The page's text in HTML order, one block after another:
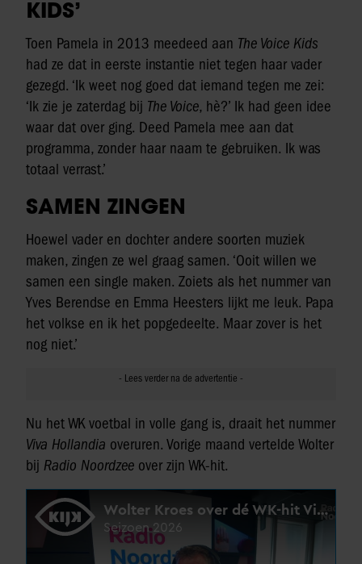
KIDS’
Toen Pamela in 2013 meedeed aan The Voice Kids
had ze dat in eerste instantie niet tegen haar vader
gezegd. ‘Ik weet nog goed dat iemand tegen me zei:
‘Ik zie je zaterdag bij The Voice, hè?’ Ik had geen idee
waar dat over ging. Deed Pamela mee aan dat
programma, zonder haar naam te gebruiken. Ik was
totaal verrast.’
SAMEN ZINGEN
Hoewel vader en dochter andere soorten muziek
maken, zingen ze wel graag samen. ‘Ooit willen we
samen een single maken. Zoiets als het nummer van
Yves Berendse en Emma Heesters lijkt me leuk. Papa
het volkse en ik het popgedeelte. Maar zover is het
nog niet.’
Nu het WK voetbal in volle gang is, draait het nummer
Viva Hollandia overuren. Vorige maand vertelde Wolter
bij Radio Noordzee over zijn WK-hit.